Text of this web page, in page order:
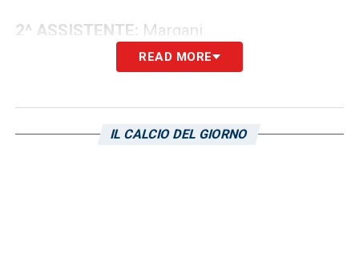
2^ ASSISTENTE: Margani
Dionisi
VAR:Gariglio
READ MORE
IL CALCIO DEL GIORNO